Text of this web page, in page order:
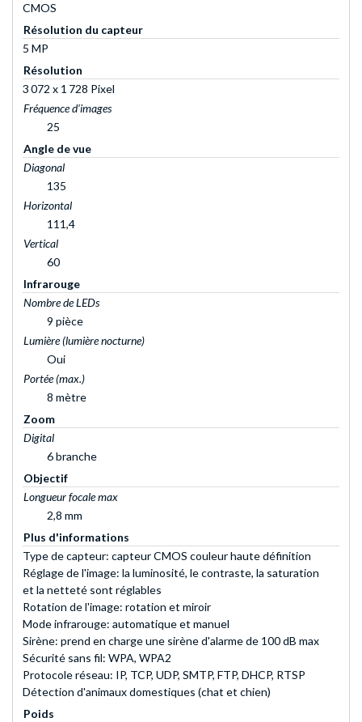
CMOS
Résolution du capteur
5 MP
Résolution
3 072 x 1 728 Pixel
Fréquence d’images
25
Angle de vue
Diagonal
135
Horizontal
111,4
Vertical
60
Infrarouge
Nombre de LEDs
9 pièce
Lumière (lumière nocturne)
Oui
Portée (max.)
8 mètre
Zoom
Digital
6 branche
Objectif
Longueur focale max
2,8 mm
Plus d'informations
Type de capteur: capteur CMOS couleur haute définition
Réglage de l'image: la luminosité, le contraste, la saturation
et la netteté sont réglables
Rotation de l'image: rotation et miroir
Mode infrarouge: automatique et manuel
Sirène: prend en charge une sirène d'alarme de 100 dB max
Sécurité sans fil: WPA, WPA2
Protocole réseau: IP, TCP, UDP, SMTP, FTP, DHCP, RTSP
Détection d'animaux domestiques (chat et chien)
Poids